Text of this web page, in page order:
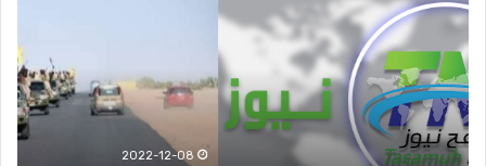
الدعم
السريع
قطاع
ولاية
شرق
دارفور
تؤمن2022-12-08